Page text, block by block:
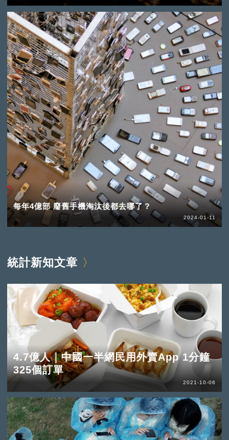
每年4億部 廢舊手機淘汰後都去哪了？
2024-01-11
統計新知文章
4.7億人｜中國一半網民用外賣App 1分鐘
325個訂單
2021-10-06